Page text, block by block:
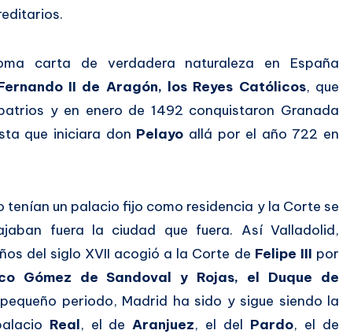
carta de verdadera naturaleza en España
II de Aragón, los Reyes Católicos, que
y en enero de 1492 conquistaron Granada
que iniciara don Pelayo allá por el año 722 en
tenían un palacio fijo como residencia y la Corte se
fuera la ciudad que fuera. Así Valladolid,
del siglo XVII acogió a la Corte de Felipe III por
Gómez de Sandoval y Rojas, el Duque de
periodo, Madrid ha sido y sigue siendo la
Real, el deAranjuez, el del Pardo, el de